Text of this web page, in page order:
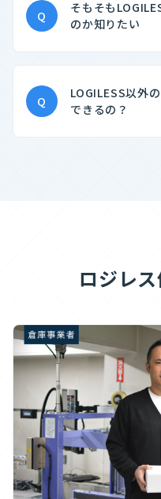
Q
そもそも
のか知りたい
Q
LOGILESS以外
できるの？
ロジレ